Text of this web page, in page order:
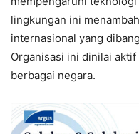
lingkungan ini
internasional yang
Organisasi ini dinilai
berbagai negara.